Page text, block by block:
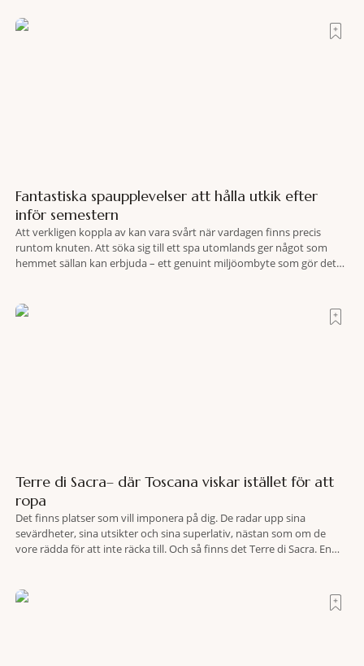
Fantastiska spaupplevelser att hålla utkik efter
inför semestern
Att verkligen koppla av kan vara svårt när vardagen finns precis
runtom knuten. Att söka sig till ett spa utomlands ger något som
hemmet sällan kan erbjuda – ett genuint miljöombyte som gör det
Terre di Sacra– där Toscana viskar istället för att
ropa
Det finns platser som vill imponera på dig. De radar upp sina
sevärdheter, sina utsikter och sina superlativ, nästan som om de
vore rädda för att inte räcka till. Och så finns det Terre di Sacra. En